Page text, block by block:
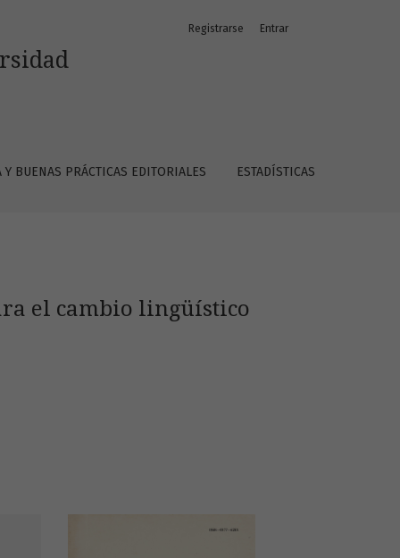
Y BUENAS PRÁCTICAS EDITORIALES ESTADÍSTICAS
Registrarse Entrar
el cambio lingüístico